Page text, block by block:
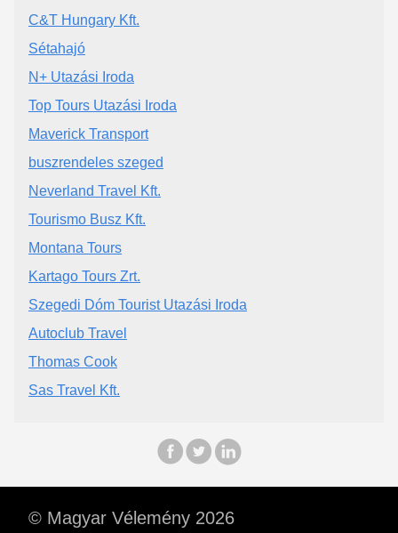
C&T Hungary Kft.
Sétahajó
N+ Utazási Iroda
Top Tours Utazási Iroda
Maverick Transport
buszrendeles szeged
Neverland Travel Kft.
Tourismo Busz Kft.
Montana Tours
Kartago Tours Zrt.
Szegedi Dóm Tourist Utazási Iroda
Autoclub Travel
Thomas Cook
Sas Travel Kft.
© Magyar Vélemény 2026